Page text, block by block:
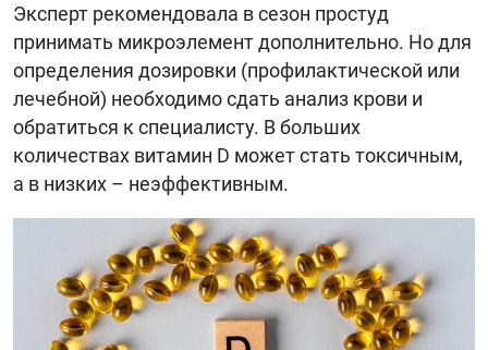
Эксперт рекомендовала в сезон простуд
принимать микроэлемент дополнительно. Но для
определения дозировки (профилактической или
лечебной) необходимо сдать анализ крови и
обратиться к специалисту. В больших
количествах витамин D может стать токсичным,
а в низких – неэффективным.